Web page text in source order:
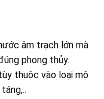
âm trạch lớn mà
phong thủy.
thuộc vào loại mộ